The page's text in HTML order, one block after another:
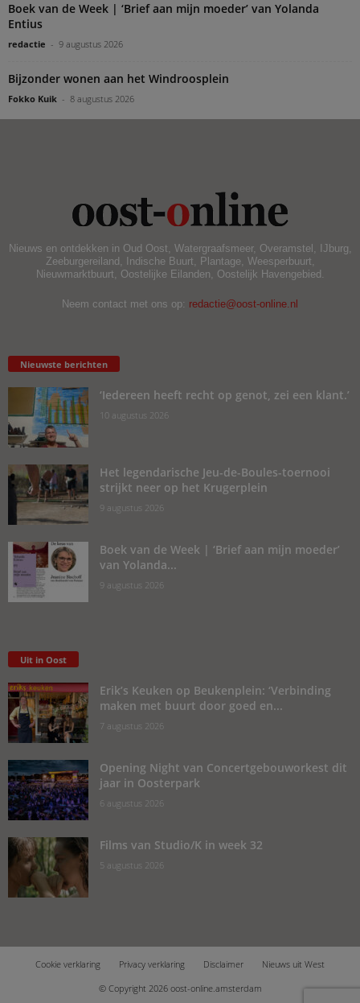
Boek van de Week | ‘Brief aan mijn moeder’ van Yolanda
Entius
redactie - 9 augustus 2026
Bijzonder wonen aan het Windroosplein
Fokko Kuik - 8 augustus 2026
Nieuws en ontdekken in Oud Oost, Watergraafsmeer, Overamstel, IJburg,
Zeeburgereiland, Indische Buurt, Plantage, Weesperbuurt,
Nieuwmarktbuurt, Oostelijke Eilanden, Oostelijk Havengebied.
Neem contact met ons op: redactie@oost-online.nl
Nieuwste berichten
‘Iedereen heeft recht op genot, zei een klant.’
10 augustus 2026
Het legendarische Jeu-de-Boules-toernooi
strijkt neer op het Krugerplein
9 augustus 2026
Boek van de Week | ‘Brief aan mijn moeder’
van Yolanda...
9 augustus 2026
Uit in Oost
Erik’s Keuken op Beukenplein: ‘Verbinding
maken met buurt door goed en...
7 augustus 2026
Opening Night van Concertgebouworkest dit
jaar in Oosterpark
6 augustus 2026
Films van Studio/K in week 32
5 augustus 2026
Cookie verklaring Privacy verklaring Disclaimer
Nieuws uit West
© Copyright 2026 oost-online.amsterdam